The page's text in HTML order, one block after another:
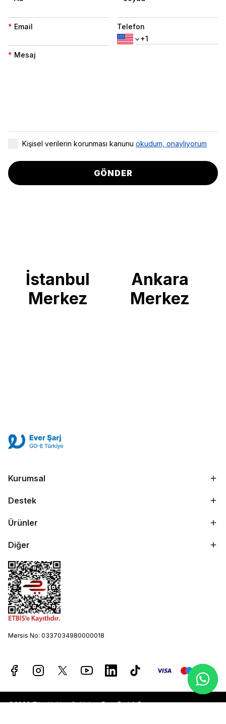
* Email Telefon
* Mesaj
Kişisel verilerin korunması kanunu okudum, onaylıyorum
GÖNDER
İstanbul
Merkez
Ankara
Merkez
Kurumsal
Destek
Ürünler
Diğer
Mersis No: 0337034980000018
©2023 Tüm Hakları Saklıdır - Ever Şarj A.Ş.